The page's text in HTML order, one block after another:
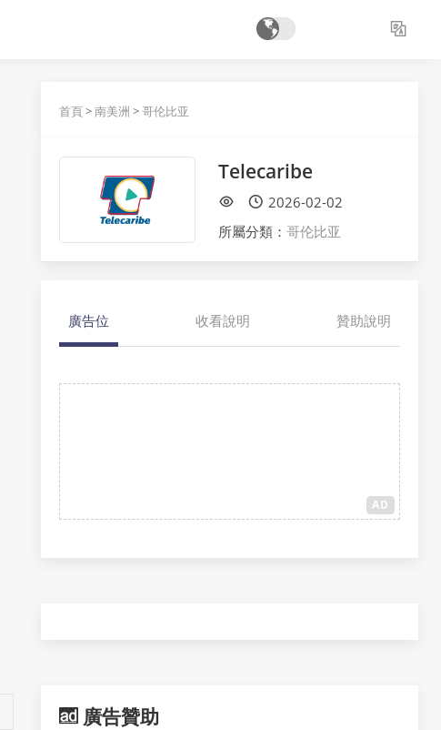
首頁>南美洲 >哥伦比亚
Telecaribe
2026-02-02
所屬分類：哥伦比亚
廣告位 收看說明 贊助說明
AD
廣告贊助